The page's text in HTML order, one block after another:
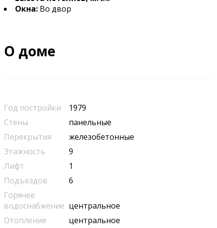
Окна: Во двор
О доме
Год постройки
1979
Стены
панельные
Перекрытия
железобетонные
Этажность
9
Лифт
1
Подъездов
6
Горячее
водоснабжение центральное
Отопление
центральное